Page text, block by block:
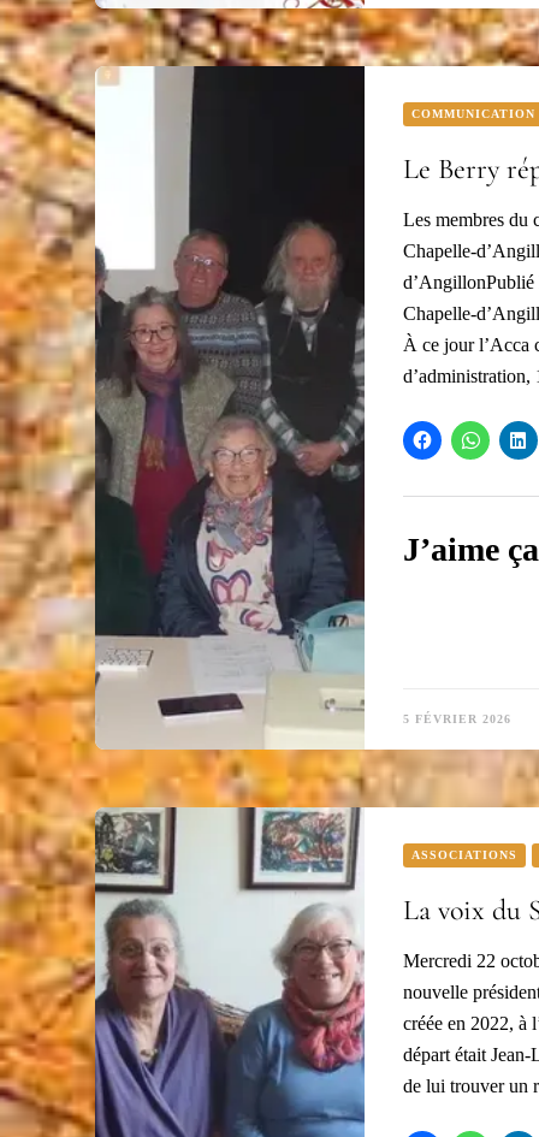
COMMUNICATION
Le Berry
Les membres du
Chapelle-
d’AngillonPublié
Chapelle-
À ce jour l’Acca
J’aime
5 FÉVRIER 2026
ASSOCIATIONS
La voix du
Mercredi 22
nouvelle
créée en 2022, à
départ était
de lui trouver un